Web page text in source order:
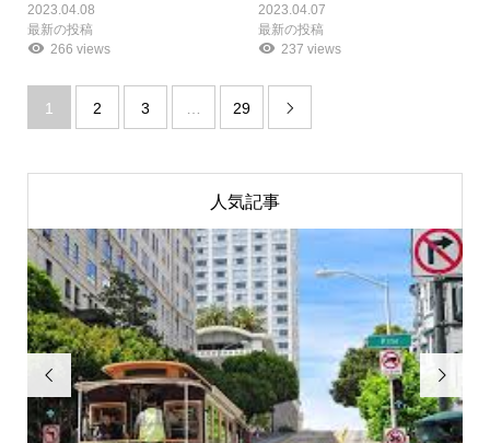
2023.04.08
最新の投稿
266 views
2023.04.07
最新の投稿
237 views
1 2 3 … 29 
人気記事
 